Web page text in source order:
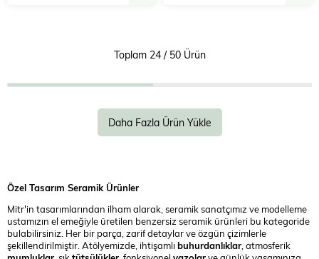
Toplam 24/ 50Ürün
Daha Fazla Ürün Yükle
Özel Tasarım Seramik Ürünler
Mitr'in tasarımlarından ilham alarak, seramik sanatçımız ve modelleme
ustamızın el emeğiyle üretilen benzersiz seramik ürünleri bu kategoride
bulabilirsiniz. Her bir parça, zarif detaylar ve özgün çizimlerle
şekillendirilmiştir. Atölyemizde, ihtişamlı buhurdanlıklar , atmosferik